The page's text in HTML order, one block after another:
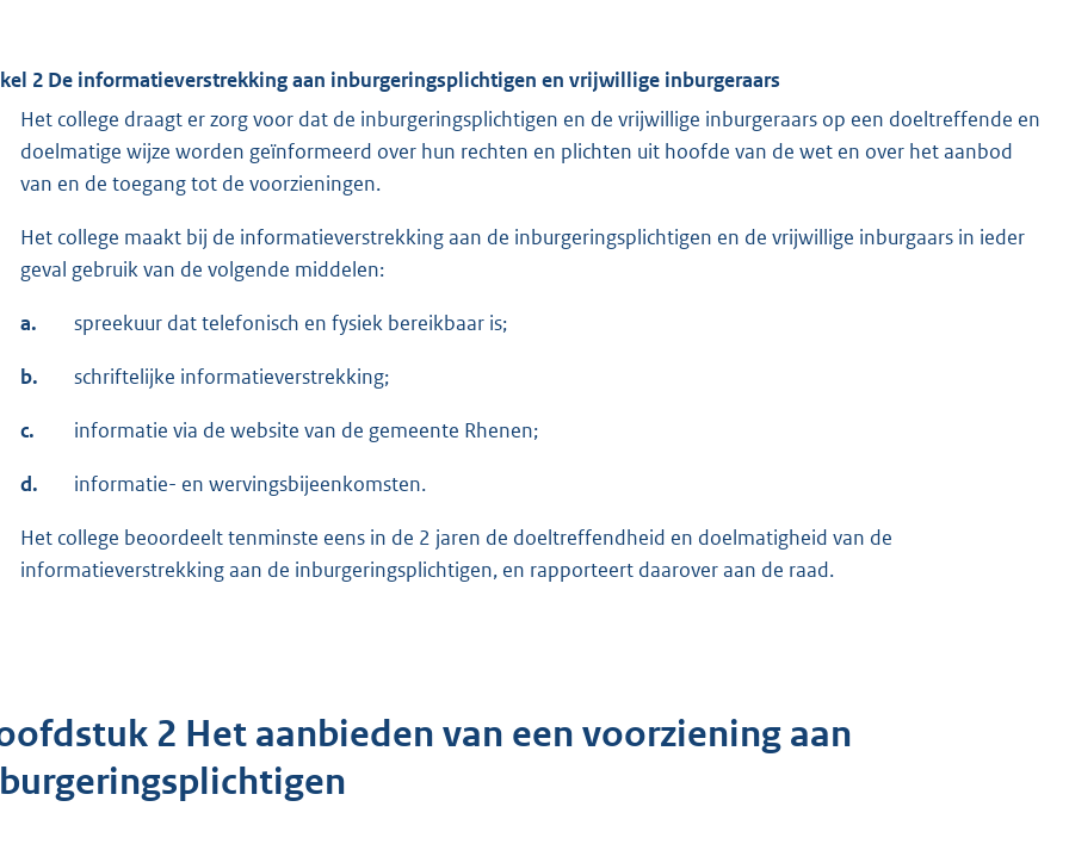
2 De informatieverstrekking aan inburgeringsplichtigen en vrijwillige inburgeraars
Het college draagt er zorg voor dat de inburgeringsplichtigen en de vrijwillige inburgeraars op een doeltreffende en
doelmatige wijze worden geïnformeerd over hun rechten en plichten uit hoofde van de wet en over het aanbod
van en de toegang tot de voorzieningen.
Het college maakt bij de informatieverstrekking aan de inburgeringsplichtigen en de vrijwillige inburgaars in ieder
geval gebruik van de volgende middelen:
a. spreekuur dat telefonisch en fysiek bereikbaar is;
b. schriftelijke informatieverstrekking;
c. informatie via de website van de gemeente Rhenen;
d. informatie- en wervingsbijeenkomsten.
Het college beoordeelt tenminste eens in de 2 jaren de doeltreffendheid en doelmatigheid van de
informatieverstrekking aan de inburgeringsplichtigen, en rapporteert daarover aan de raad.
2 Het aanbieden van een voorziening aan